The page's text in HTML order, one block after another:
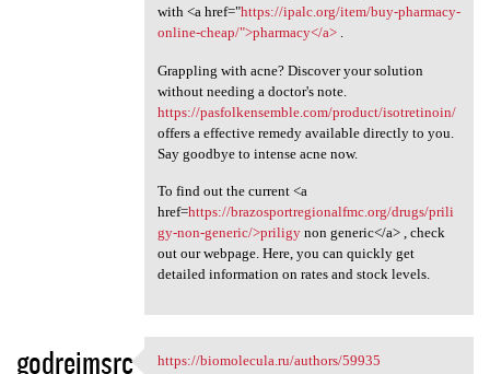
with <a href="https://ipalc.org/item/buy-pharmacy-
online-cheap/">pharmacy</a>.
Grappling with acne? Discover your solution
without needing a doctor's note.
https://pasfolkensemble.com/product/isotretinoin/
offers a effective remedy available directly to you.
Say goodbye to intense acne now.
To find out the current <a
href=https://brazosportregionalfmc.org/drugs/prili
gy-non-generic/>priligynon generic</a> , check
out our webpage. Here, you can quickly get
detailed information on rates and stock levels.
godrejmsrc
https://biomolecula.ru/authors/59935